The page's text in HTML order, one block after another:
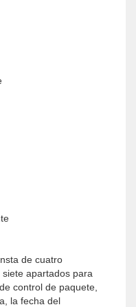
de cuatro
apartados para
control de paquete,
la fecha del